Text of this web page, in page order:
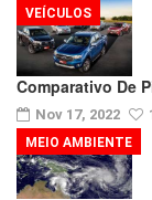
Comparativo De
Nov 17, 2022
VEÍCULOS
MEIO AMBIENTE